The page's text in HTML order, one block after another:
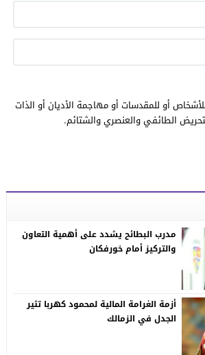
أو للمقدسات أو مهاجمة الأديان أو الذات
الطائفي والعنصري والشتائم.
مدرب البطائح يشدد على أهمية التعاون
والتركيز أمام خورفكان
أزمة الغرامة المالية لمحمود كهربا تثير
الجدل في الزمالك